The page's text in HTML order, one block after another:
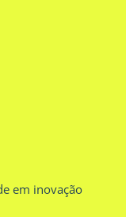
em inovação